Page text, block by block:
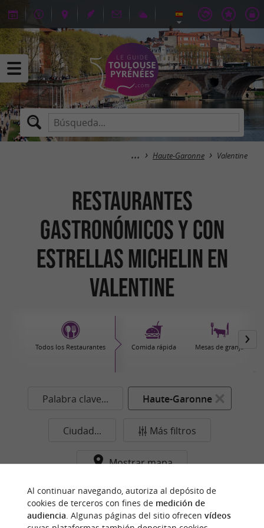
Haute-Garonne Valentine
Restaurantes
gastronómicos y con
estrellas Michelin en
Valentine
Todos los Restaurantes Comida rápida Mesas de granja
Palabra clave... Haute-Garonne
Ciudad... Más filtros
Mostrar mapa
Ningún resultado en esta categoría y ciudad de
momento...
Al continuar navegando, autoriza al depósito de
cookies de terceros con fines de medición de
audiencia . Algunas páginas del sitio ofrecen vídeos